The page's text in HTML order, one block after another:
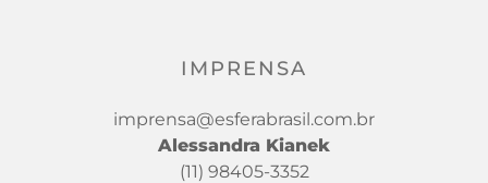
IMPRENSA
imprensa@esferabrasil.com.br
Alessandra Kianek
(11) 98405-3352